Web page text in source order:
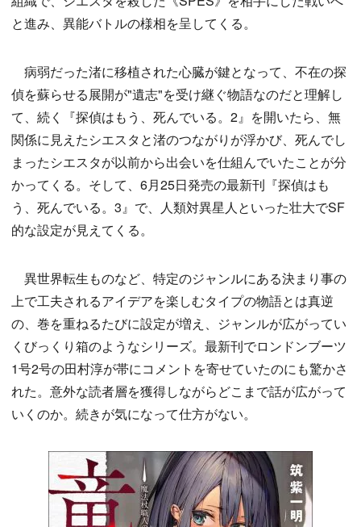
と進み、異能バトルの様相を呈してくる。
病弱だった渚に移植された心臓が鍵となって、不在の探
偵を蘇らせる展開が"遺志"を受け継ぐ物語なのだと理解し
て、続く『探偵はもう、死んでいる。2』を開いたら、無
関係に見えたシエスタと渚のつながりが浮かび、死んでし
まったシエスタが以前から出会いを仕組んでいたことが分
かってくる。そして、6月25日発売の最新刊『探偵はも
う、死んでいる。3』で、人類対異星人といった壮大でSF
的な設定が見えてくる。
異世界転生ものなど、特定のジャンルにある決まり事の
上で工夫されるアイデアを楽しむタイプの物語とは真逆
の、巻を重ねるたびに設定が増え、ジャンルが広がってい
くびっくり箱のようなシリーズ。最新刊でロンドンブーツ
1号2号の田村淳が帯にコメントを寄せていたのにも驚かさ
れた。意外な読者層を獲得しながらどこまで話が広がって
いくのか。続きが気になって仕方がない。